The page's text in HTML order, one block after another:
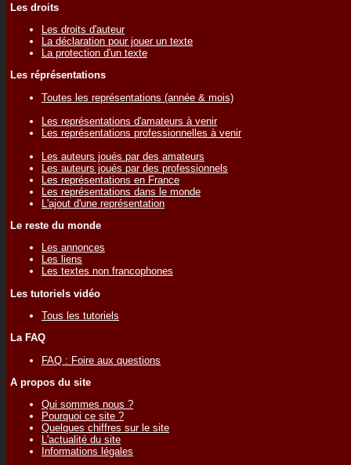
Les droits
Les droits d'auteur
La déclaration pour jouer un texte
La protection d'un texte
Les réprésentations
Toutes les représentations (année & mois)
Les représentations d'amateurs à venir
Les représentations professionnelles à venir
Les auteurs joués par des amateurs
Les auteurs joués par des professionnels
Les représentations en France
Les représentations dans le monde
L'ajout d'une représentation
Le reste du monde
Les annonces
Les liens
Les textes non francophones
Les tutoriels vidéo
Tous les tutoriels
La FAQ
FAQ : Foire aux questions
A propos du site
Qui sommes nous ?
Pourquoi ce site ?
Quelques chiffres sur le site
L'actualité du site
Informations légales